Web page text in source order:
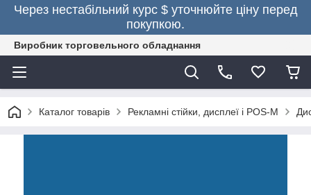
Через нестабільний курс $ уточнюйте ціну перед
покупкою.
Виробник торговельного обладнання
Каталог товарів Рекламні стійки, дисплеї і POS-M